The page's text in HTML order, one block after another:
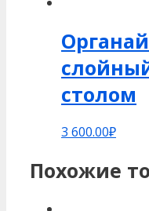
столом
3 600.00₽
Похожие